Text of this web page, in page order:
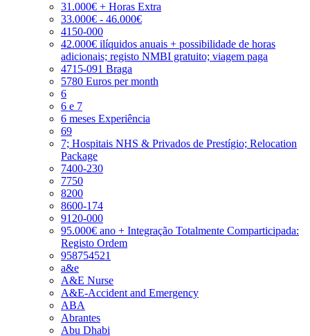
31.000€ + Horas Extra
33.000€ - 46.000€
4150-000
42.000€ ilíquidos anuais + possibilidade de horas
adicionais; registo NMBI gratuito; viagem paga
4715-091 Braga
5780 Euros per month
6
6 e 7
6 meses Experiência
69
7; Hospitais NHS & Privados de Prestígio; Relocation
Package
7400-230
7750
8200
8600-174
9120-000
95.000€ ano + Integração Totalmente Comparticipada:
Registo Ordem
958754521
a&e
A&E Nurse
A&E-Accident and Emergency
ABA
Abrantes
Abu Dhabi